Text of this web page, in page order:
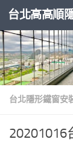
Skip to
台北隱形鐵窗安
20201016